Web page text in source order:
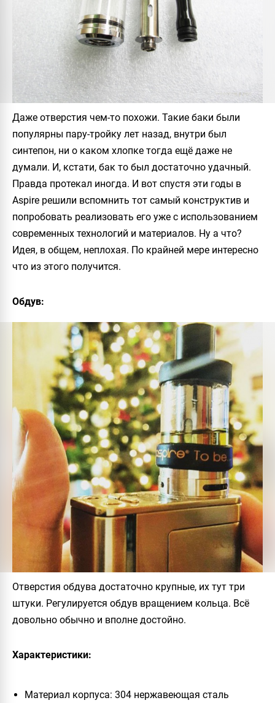
Даже отверстия чем-то похожи. Такие баки были
популярны пару-тройку лет назад, внутри был
синтепон, ни о каком хлопке тогда ещё даже не
думали. И, кстати, бак то был достаточно удачный.
Правда протекал иногда. И вот спустя эти годы в
Aspire решили вспомнить тот самый конструктив и
попробовать реализовать его уже с использованием
современных технологий и материалов. Ну а что?
Идея, в общем, неплохая. По крайней мере интересно
что из этого получится.
Обдув:
Отверстия обдува достаточно крупные, их тут три
штуки. Регулируется обдув вращением кольца. Всё
довольно обычно и вполне достойно.
Характеристики:
Материал корпуса: 304 нержавеющая сталь